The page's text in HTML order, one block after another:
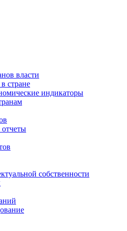
власти
стране
индикаторы
собственности